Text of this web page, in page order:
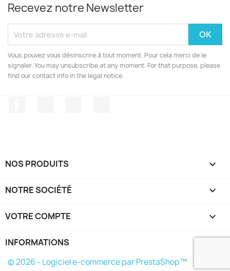
Recevez notre Newsletter
Vous pouvez vous désinscrire à tout moment. Pour cela merci de le
signaler. You may unsubscribe at any moment. For that purpose, please
find our contact info in the legal notice.
NOS PRODUITS 
NOTRE SOCIÉTÉ 
VOTRE COMPTE 
INFORMATIONS
© 2026 - Logiciel e-commerce par PrestaShop™